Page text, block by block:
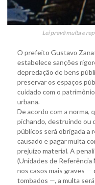
Lei prevê multa e
O prefeito Gustavo
estabelece sanções
depredação de bens
preservar os espaços
cuidado com o
urbana.
De acordo com a norma,
pichando, destruindo ou
públicos será obrigada a
causado e pagar multa
prejuízo material. A
(Unidades de Referência
nos casos mais graves —
tombados —, a multa